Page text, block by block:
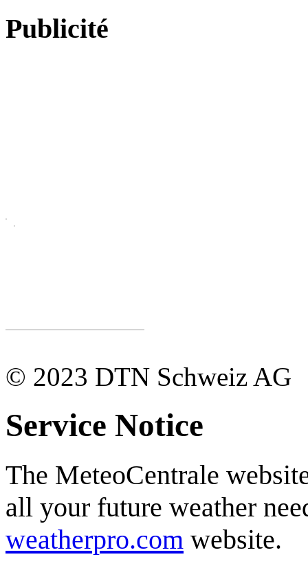
Publicité
© 2023 DTN Schweiz AG
Service Notice
The MeteoCentrale
all your future weather
weatherpro.com website.